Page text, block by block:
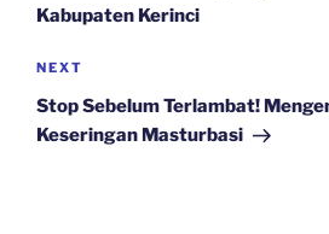
Kabupaten Kerinci
Next
Post
NEXT
Stop Sebelum Terlambat!
Keseringan Masturbasi